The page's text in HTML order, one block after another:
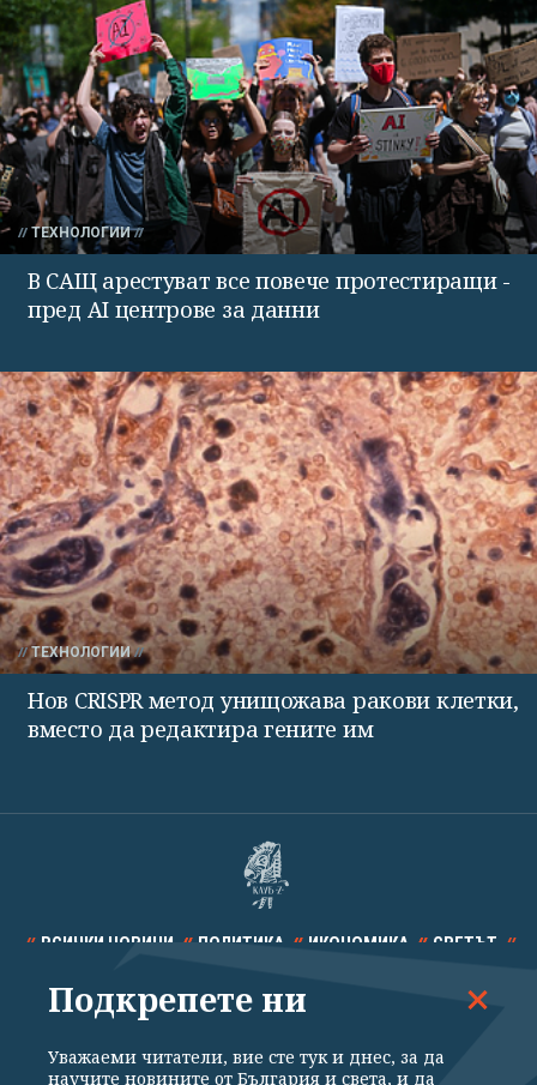
ТЕХНОЛОГИИ
В САЩ арестуват все повече протестиращи -
пред AI центрове за данни
ТЕХНОЛОГИИ
Нов CRISPR метод унищожава ракови клетки,
вместо да редактира гените им
ВСИЧКИ НОВИНИ ПОЛИТИКА ИКОНОМИКА СВЕТЪТ
СПОРТ КУЛТУРА ТЕХНОЛОГИИ КАЛЕЙДОСКОП
Подкрепете ни
Уважаеми читатели, вие сте тук и днес, за да
научите новините от България и света, и да